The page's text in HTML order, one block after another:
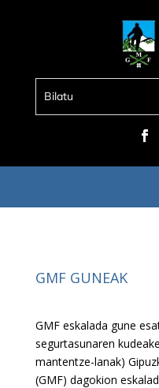
GMF GUNEAK
GMF eskalada gune
segurtasunaren
mantentze-lanak)
(GMF) dagokion